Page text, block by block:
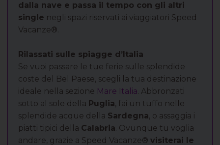
dalla nave e passa il tempo con gli altri
single negli spazi riservati ai viaggiatori Speed
Vacanze®.
Rilassati sulle spiagge d’Italia
Se vuoi passare le tue ferie sulle splendide
coste del Bel Paese, scegli la tua destinazione
ideale nella sezione Mare Italia. Abbronzati
sotto al sole della Puglia, fai un tuffo nelle
splendide acque della Sardegna, o assaggia i
piatti tipici della Calabria. Ovunque tu voglia
andare, grazie a Speed Vacanze® visiterai le